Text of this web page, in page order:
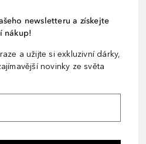
newsletteru a získejte
nákup!
a užijte si exkluzivní dárky,
novinky ze světa